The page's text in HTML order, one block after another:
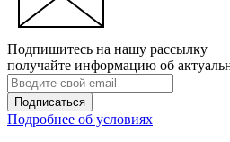
Подпишитесь на нашу рассылку
получайте информацию об
Подписаться
Подробнее об условиях